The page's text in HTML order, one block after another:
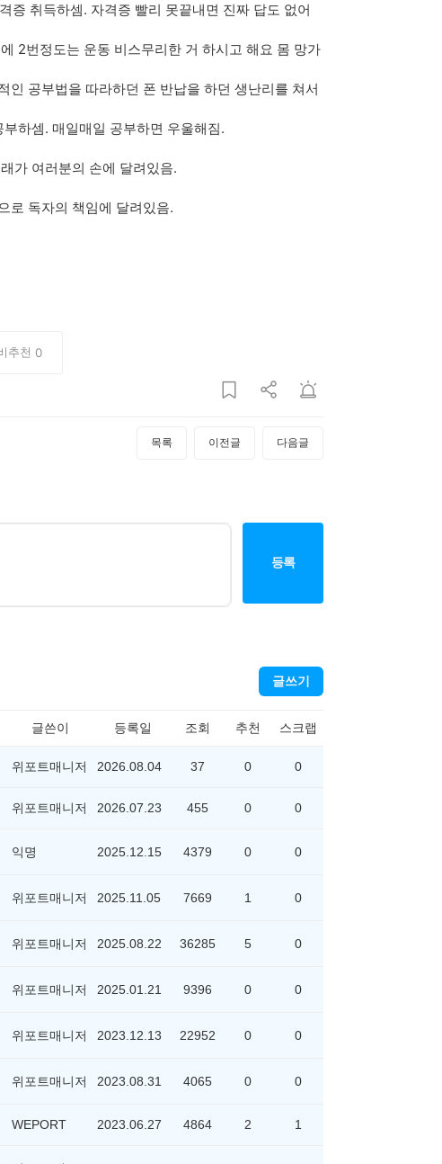
증 취득하셈. 자격증 빨리 못끝내면 진짜 답도 없어
2번정도는 운동 비스무리한 거 하시고 해요 몸 망가
공부법을 따라하던 폰 반납을 하던 생난리를 쳐서
하셈. 매일매일 공부하면 우울해짐.
가 여러분의 손에 달려있음.
로 독자의 책임에 달려있음.
추천 0
목록 이전글 다음글
등록
글쓰기
글쓴이 등록일 조회 추천 스크랩
위포트매니저 2026.08.04 37 0 0
위포트매니저 2026.07.23 455 0 0
익명 2025.12.15 4379 0 0
위포트매니저 2025.11.05 7669 1 0
위포트매니저 2025.08.22 36285 5 0
위포트매니저 2025.01.21 9396 0 0
위포트매니저 2023.12.13 22952 0 0
위포트매니저 2023.08.31 4065 0 0
WEPORT 2023.06.27 4864 2 1